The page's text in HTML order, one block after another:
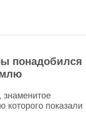
понадобился
показали